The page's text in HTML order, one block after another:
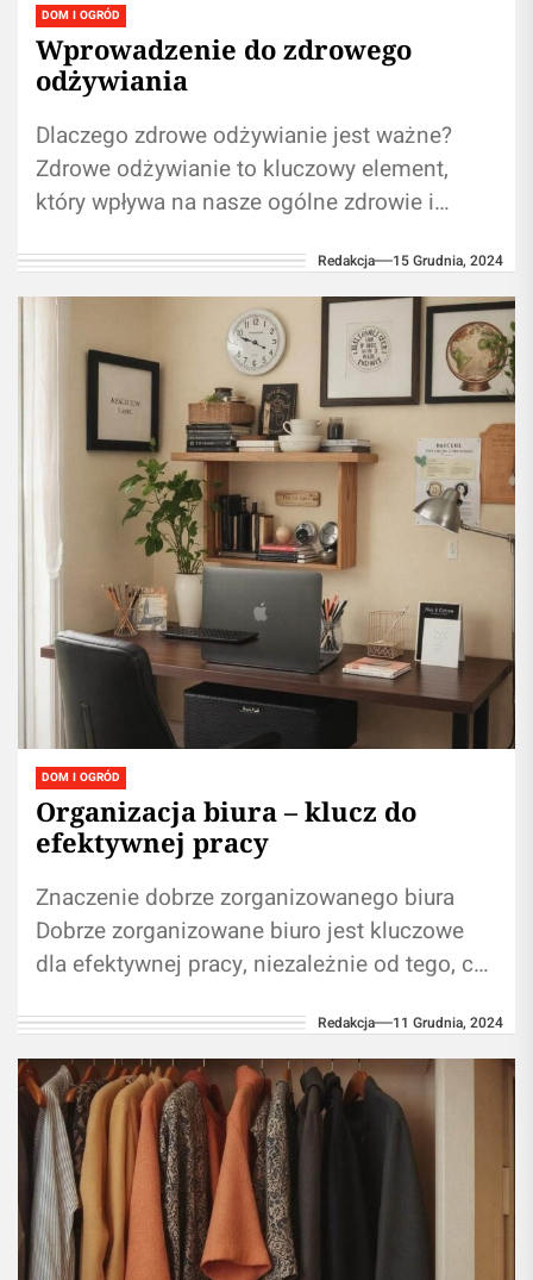
DOM I OGRÓD
Wprowadzenie do zdrowego
odżywiania
Dlaczego zdrowe odżywianie jest ważne?
Zdrowe odżywianie to kluczowy element,
który wpływa na nasze ogólne zdrowie i
pomóc w zapobieganiu wielu...Redakcja 15 Grudnia, 2024
DOM I OGRÓD
Organizacja biura – klucz do
efektywnej pracy
Znaczenie dobrze zorganizowanego biura
Dobrze zorganizowane biuro jest kluczowe
dla efektywnej pracy, niezależnie od tego, czy
domowym zaciszu. Organizacja...
Redakcja 11 Grudnia, 2024